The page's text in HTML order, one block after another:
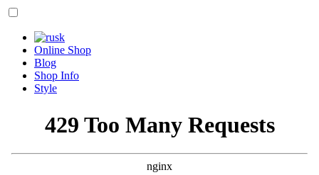
Online Shop
Blog
Shop Info
Style